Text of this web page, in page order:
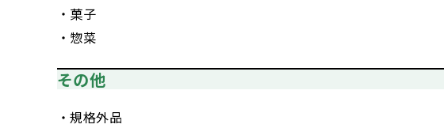
・菓子
・惣菜
その他
・規格外品